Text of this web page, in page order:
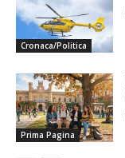
Cronaca/Politica
Prima Pagina